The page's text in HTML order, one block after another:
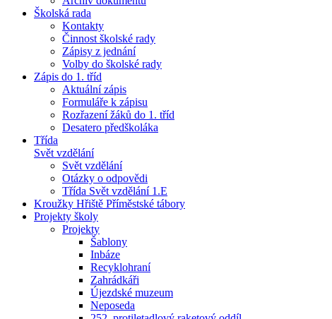
Školská rada
Kontakty
Činnost školské rady
Zápisy z jednání
Volby do školské rady
Zápis do 1. tříd
Aktuální zápis
Formuláře k zápisu
Rozřazení žáků do 1. tříd
Desatero předškoláka
Třída
Svět vzdělání
Svět vzdělání
Otázky o odpovědi
Třída Svět vzdělání 1.E
Kroužky Hřiště Příměstské tábory
Projekty školy
Projekty
Šablony
Inbáze
Recyklohraní
Zahrádkáři
Újezdské muzeum
Neposeda